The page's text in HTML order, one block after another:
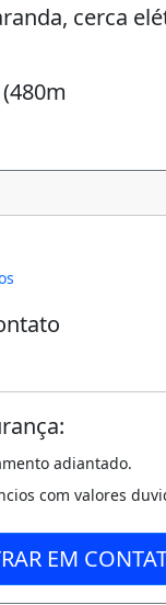
cerca
localização
Jardim
cerca
coqueiros no
adiantado.
com valores
EM